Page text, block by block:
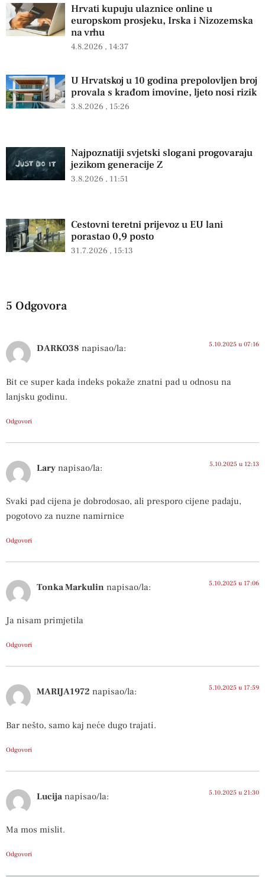
Hrvati kupuju ulaznice online u
europskom prosjeku, Irska i Nizozemska
na vrhu
4.8.2026 14:37
U Hrvatskoj u 10 godina prepolovljen broj
provala s krađom imovine, ljeto nosi rizik
3.8.2026 15:26
Najpoznatiji svjetski slogani progovaraju
jezikom generacije Z
3.8.2026 11:51
Cestovni teretni prijevoz u EU lani
porastao 0,9 posto
31.7.2026 15:13
5 Odgovora
DARKO38 napisao/la: 5.10.2025 u 07:16
Bit ce super kada indeks pokaže znatni pad u odnosu na
lanjsku godinu.
Odgovori
Lary napisao/la: 5.10.2025 u 12:13
Svaki pad cijena je dobrodosao, ali presporo cijene padaju,
pogotovo za nuzne namirnice
Odgovori
Tonka Markulin napisao/la: 5.10.2025 u 17:06
Ja nisam primjetila
Odgovori
MARIJA1972 napisao/la: 5.10.2025 u 17:59
Bar nešto, samo kaj neće dugo trajati.
Odgovori
Lucija napisao/la: 5.10.2025 u 21:30
Ma mos mislit.
Odgovori